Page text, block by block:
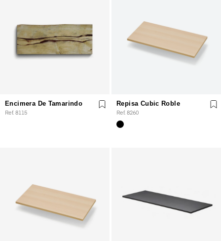
Encimera De Tamarindo
Ref. 8115
Repisa Cubic Roble
Ref. 8260